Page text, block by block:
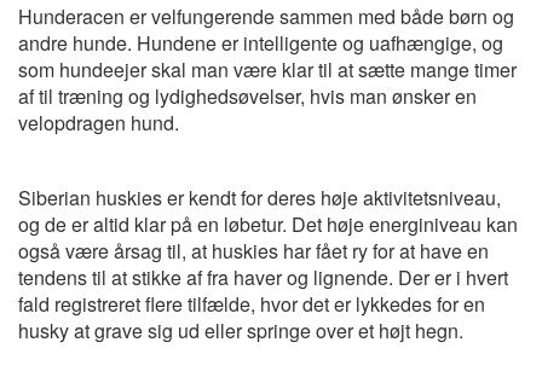
Hunderacen er velfungerende sammen med både børn og
andre hunde. Hundene er intelligente og uafhængige, og
som hundeejer skal man være klar til at sætte mange timer
af til træning og lydighedsøvelser, hvis man ønsker en
velopdragen hund.
Siberian huskies er kendt for deres høje aktivitetsniveau,
og de er altid klar på en løbetur. Det høje energiniveau kan
også være årsag til, at huskies har fået ry for at have en
tendens til at stikke af fra haver og lignende. Der er i hvert
fald registreret flere tilfælde, hvor det er lykkedes for en
husky at grave sig ud eller springe over et højt hegn.